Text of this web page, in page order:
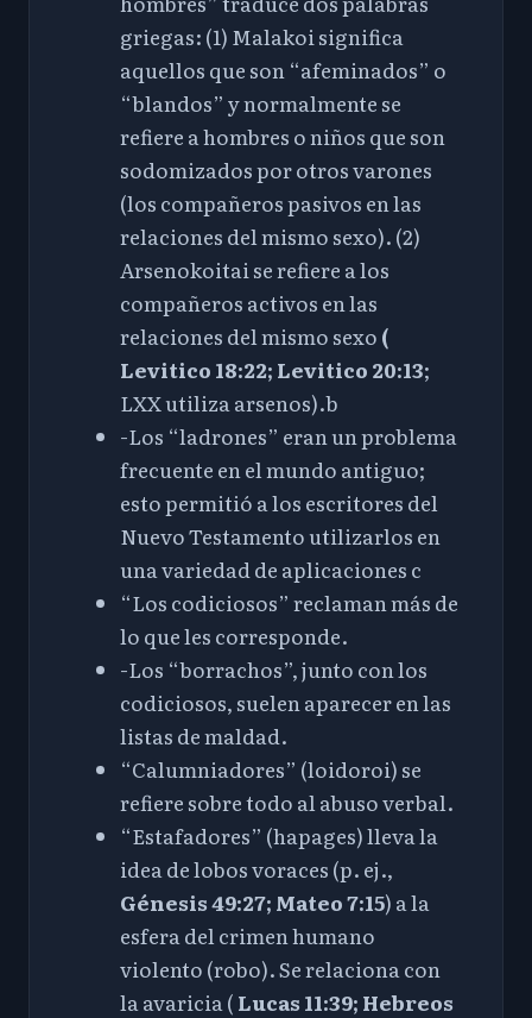
griegas: (1) Malakoi significa
aquellos que son “afeminados” o
“blandos” y normalmente se
refiere a hombres o niños que son
sodomizados por otros varones
(los compañeros pasivos en las
relaciones del mismo sexo). (2)
Arsenokoitai se refiere a los
compañeros activos en las
relaciones del mismo sexo (
Levitico 18:22; Levitico 20:13;
LXXutiliza arsenos).b
-Los “ladrones” eran un problema
frecuente en el mundo antiguo;
esto permitió a los escritores del
Nuevo Testamento utilizarlos en
una variedad de aplicaciones c
“Los codiciosos” reclaman más de
lo que les corresponde.
-Los “borrachos”, junto con los
codiciosos, suelen aparecer en las
listas de maldad.
“Calumniadores” (loidoroi) se
refiere sobre todo al abuso verbal.
“Estafadores” (hapages) lleva la
idea de lobos voraces (p. ej.,
Génesis 49:27; Mateo 7:15) a la
esfera del crimen humano
violento (robo). Se relaciona con
la avaricia ( Lucas 11:39; Hebreos